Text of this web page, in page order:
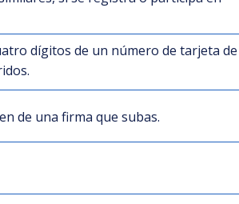
dígitos de un número de tarjeta de
de una firma que subas.